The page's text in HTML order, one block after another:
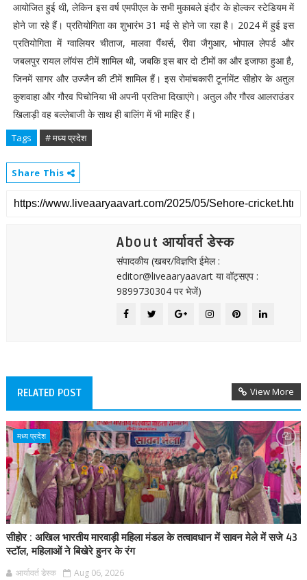
आयोजित हुई थी, लेकिन इस वर्ष एमपीएल के सभी मुकाबले इंदौर के होल्कर स्टेडियम में
होने जा रहे हैं। प्रतियोगिता का शुभारंभ 31 मई से होने जा रहा है। 2024 में हुई इस
प्रतियोगिता में ग्वालियर चीताज, मालवा पैंथर्स, रीवा जैगुआर, भोपाल लेपर्ड और
जबलपुर रायल लॉयंस टीमें शामिल थी, जबकि इस बार दो टीमों का और इजाफा हुआ है,
जिनमें सागर और उज्जैन की टीमें शामिल हैं। इस रोमांचकारी टूर्नामेंट सीहोर के अतुल
कुशवाहा और गौरव पिचोनिया भी अपनी प्रतिभा दिखाएंगे। अतुल और गौरव आलराउंडर
खिलाड़ी वह बल्लेबाजी के साथ ही बालिंग में भी माहिर हैं।
Tags # मध्य प्रदेश
Share This
About आर्यावर्त डेस्क
संपादकीय (खबर/विज्ञप्ति ईमेल :
editor@liveaaryaavart या वॉट्सएप :
9899730304 पर भेजें)
RELATED POST View More
मध्य प्रदेश
सीहोर : अखिल भारतीय मारवाड़ी महिला मंडल के तत्वावधान में सावन मेले में सजे 43
स्टॉल, महिलाओं ने बिखेरे हुनर के रंग
आर्यावर्त डेस्क Aug 06, 2026